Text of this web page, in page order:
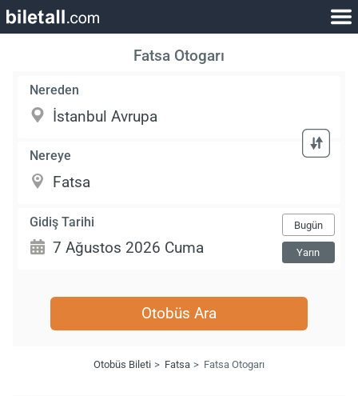
Fatsa Otogarı
Nereden
Nereye
Gidiş Tarihi Bugün
Yarın
Otobüs Ara
Otobüs Bileti Fatsa Fatsa Otogarı